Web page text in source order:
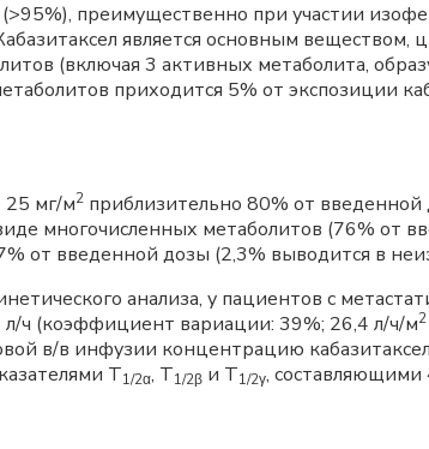
преимущественно при участии
является основным
(включая 3 активных метаболита,
приходится 5% от экспозиции
25 мг/м2 приблизительно 80% от
многочисленных метаболитов (76% от
от введенной дозы (2,3% выводится в
анализа, у пациентов с
л/ч (коэффициент вариации: 39%; 26,4 л/ч/м2
в/в инфузии концентрацию
T1/2α, T1/2β и T1/2γ, составляющими